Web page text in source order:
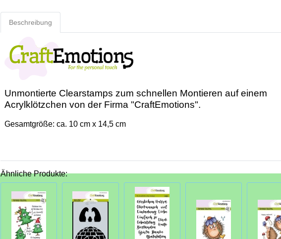
Beschreibung
Unmontierte Clearstamps zum schnellen Montieren auf einem
Acrylklötzchen von der Firma "CraftEmotions".
Gesamtgröße: ca. 10 cm x 14,5 cm
Ähnliche Produkte: